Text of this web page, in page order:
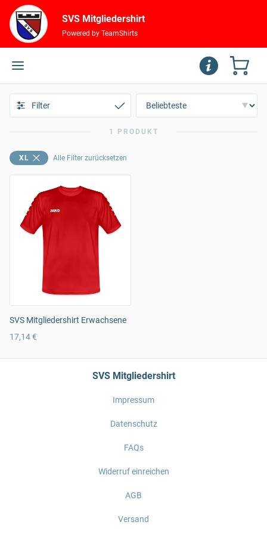
SVS Mitgliedershirt
Powered by TeamShirts
Filter
1 PRODUKT
XL Alle Filter zurücksetzen
SVS Mitgliedershirt Erwachsene
17,14 €
SVS Mitgliedershirt
Impressum
Datenschutz
FAQs
Widerruf einreichen
AGB
Versand